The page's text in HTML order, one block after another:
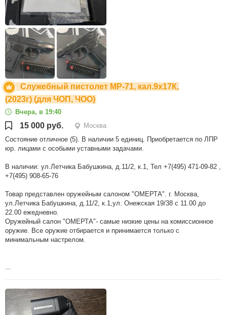
Служебный пистолет МР-71, кал.9х17К,
(2023г) (для ЧОП, ЧОО)
Вчера, в 19:40
15 000 руб.
Москва
Состояние отличное (5). В наличии 5 единиц. Приобретается по ЛПР
юр. лицами с особыми уставными задачами.
В наличии: ул.Летчика Бабушкина, д.11/2, к.1, Тел +7(495) 471-09-82 ,
+7(495) 908-65-76
Товар представлен оружейным салоном "ОМЕРТА". г. Москва,
ул.Летчика Бабушкина, д.11/2, к.1,ул. Онежская 19/38 с 11.00 до
22.00 ежедневно.
Оружейный салон "ОМЕРТА"- самые низкие цены на комиссионное
оружие. Все оружие отбирается и принимается только с
минимальным настрелом.